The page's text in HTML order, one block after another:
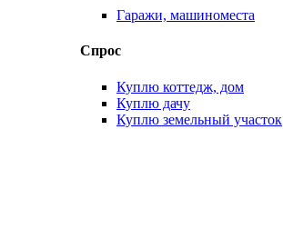
Гаражи, машиноместа
Спрос
Куплю коттедж, дом
Куплю дачу
Куплю земельный участок